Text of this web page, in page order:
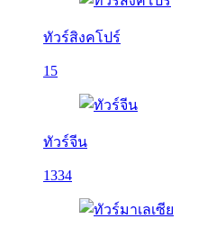
ทัวร์สิงคโปร์
15
ทัวร์จีน
1334